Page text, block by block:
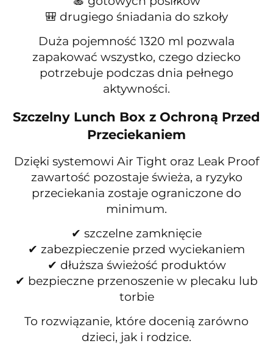
🎒 drugiego śniadania do szkoły
Duża pojemność 1320 ml pozwala
zapakować wszystko, czego dziecko
potrzebuje podczas dnia pełnego
aktywności.
Szczelny Lunch Box z Ochroną Przed
Przeciekaniem
Dzięki systemowi Air Tight oraz Leak Proof
zawartość pozostaje świeża, a ryzyko
przeciekania zostaje ograniczone do
minimum.
✔ szczelne zamknięcie
✔ zabezpieczenie przed wyciekaniem
✔ dłuższa świeżość produktów
✔ bezpieczne przenoszenie w plecaku lub
torbie
To rozwiązanie, które docenią zarówno
dzieci, jak i rodzice.